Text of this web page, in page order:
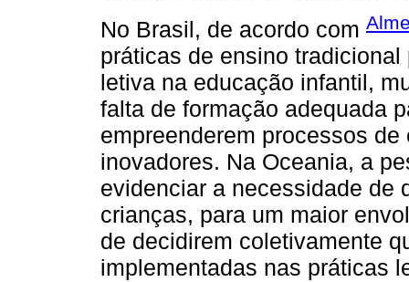
No Brasil, de acordo com
práticas de ensino
letiva na educação infantil,
falta de formação adequada
empreenderem processos
inovadores. Na Oceania, a
evidenciar a necessidade de
crianças, para um maior
de decidirem coletivamente
implementadas nas práticas